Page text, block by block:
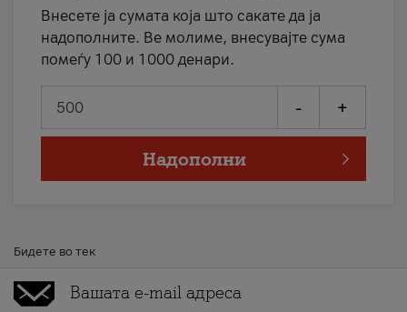
Внесете ја сумата која што сакате да ја
надополните. Ве молиме, внесувајте сума
помеѓу 100 и 1000 денари.
- +
Надополни
Бидете во тек